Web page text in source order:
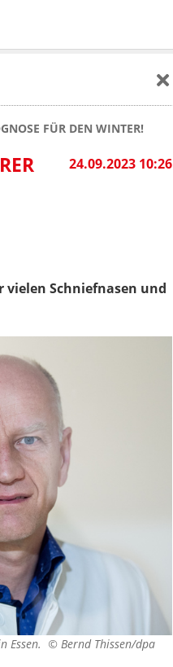
FÜR DEN WINTER!
24.09.2023 10:26
Schniefnasen und
Essen. © Bernd Thissen/dpa